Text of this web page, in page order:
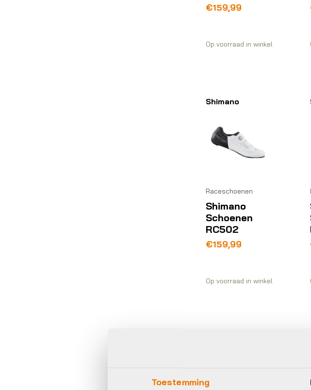
Toestemming
€159,99
Op voorraad in winkel
Shimano
Raceschoenen
Shimano
Schoenen
RC502
€159,99
Op voorraad in winkel